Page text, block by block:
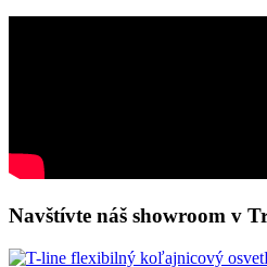
Navštívte náš showroom v